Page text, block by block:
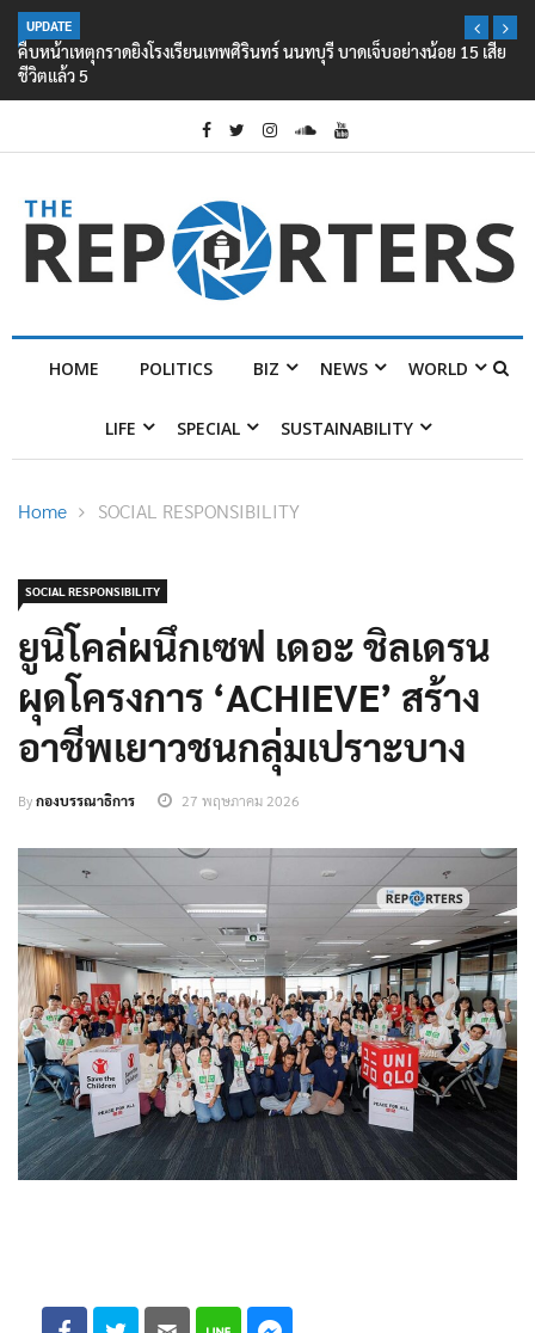
UPDATE
คืบหน้าเหตุกราดยิงโรงเรียนเทพศิรินทร์ นนทบุรี บาดเจ็บอย่างน้อย 15 เสีย
ชีวิตแล้ว 5
HOME POLITICS BIZ NEWS WORLD
LIFE SPECIAL SUSTAINABILITY
Home SOCIAL RESPONSIBILITY
SOCIAL RESPONSIBILITY
ยูนิโคล่ผนึกเซฟ เดอะ ชิลเดรน
ผุดโครงการ ‘ACHIEVE’ สร้าง
อาชีพเยาวชนกลุ่มเปราะบาง
Byกองบรรณาธิการ 27 พฤษภาคม 2026